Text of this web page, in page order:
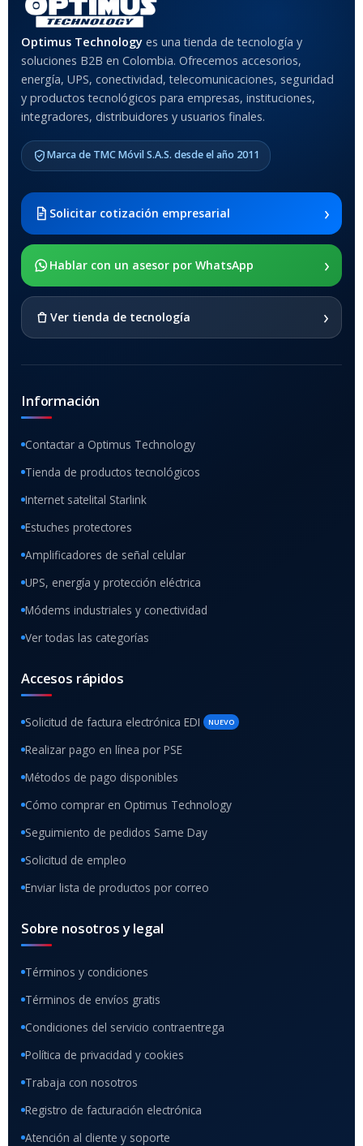
Anti-Shock
MODELO DE TABLETS
COMPATIBLES
2021 SM-x200 / Samsung
Galaxy Tab A8 10.5 2021 SM-
x205
SOPORTE DE APOYO
Optimus Technology es una tienda de tecnología y
soluciones B2B en Colombia. Ofrecemos accesorios,
energía, UPS, conectividad, telecomunicaciones, seguridad
y productos tecnológicos para empresas, instituciones,
integradores, distribuidores y usuarios finales.
Marca de TMC Móvil S.A.S. desde el año 2011
Solicitar cotización empresarial ›
Hablar con un asesor por WhatsApp ›
Ver tienda de tecnología ›
Información
Contactar a Optimus Technology
Tienda de productos tecnológicos
Internet satelital Starlink
Estuches protectores
Amplificadores de señal celular
UPS, energía y protección eléctrica
Módems industriales y conectividad
Ver todas las categorías
Accesos rápidos
Solicitud de factura electrónica EDI NUEVO
Realizar pago en línea por PSE
Métodos de pago disponibles
Cómo comprar en Optimus Technology
Seguimiento de pedidos Same Day
Solicitud de empleo
Enviar lista de productos por correo
Sobre nosotros y legal
Términos y condiciones
Términos de envíos gratis
Condiciones del servicio contraentrega
Política de privacidad y cookies
Trabaja con nosotros
Registro de facturación electrónica
Atención al cliente y soporte